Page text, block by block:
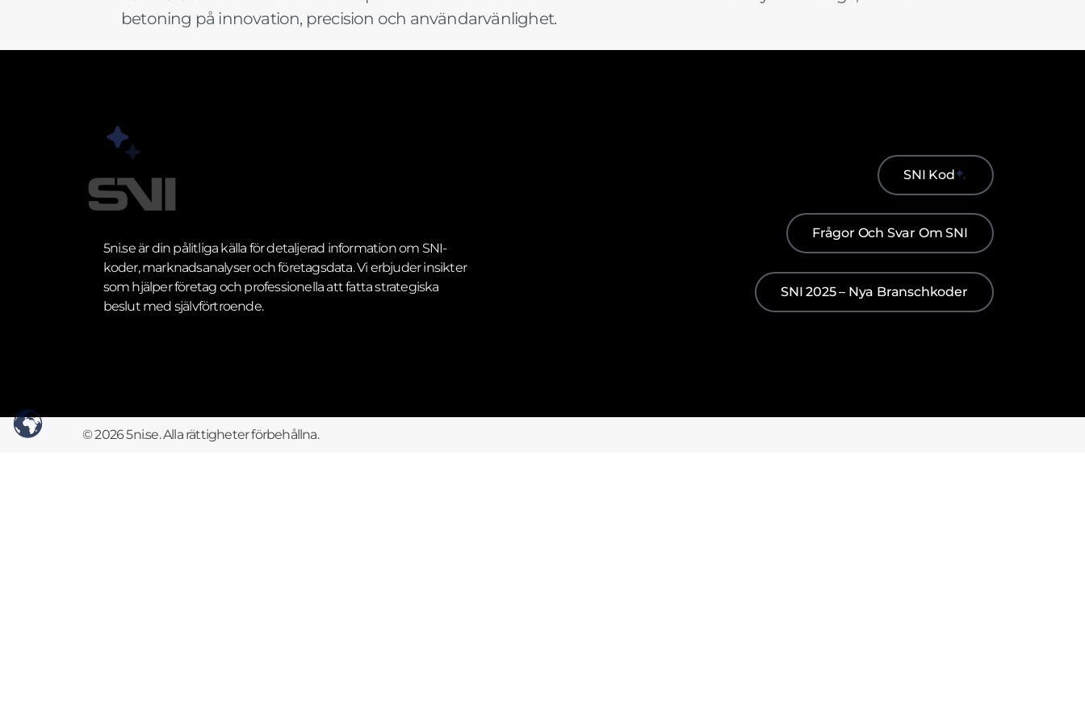
betoning på innovation, precision och användarvänlighet.
5ni.se är din pålitliga källa för detaljerad information om SNI-
koder, marknadsanalyser och företagsdata. Vi erbjuder insikter
som hjälper företag och professionella att fatta strategiska
beslut med självförtroende.
SNI Kod
Frågor Och Svar Om SNI
SNI 2025 – Nya Branschkoder
© 2026 5ni.se. Alla rättigheter förbehållna.